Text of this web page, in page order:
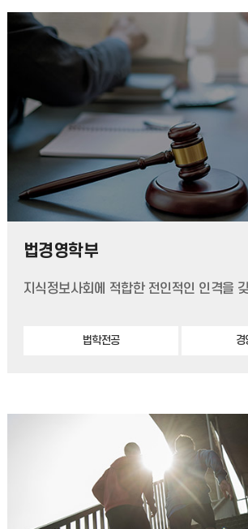
법경영학부
지식정보사회에 적합한 전인적인 인격을
법학전공 경